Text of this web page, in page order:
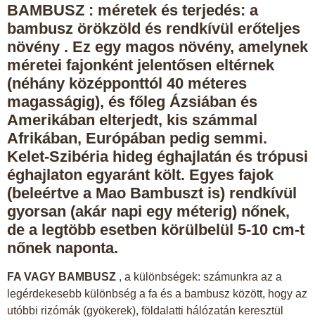
BAMBUSZ : méretek és terjedés: a
bambusz örökzöld és rendkívül erőteljes
növény . Ez egy magos növény, amelynek
méretei fajonként jelentősen eltérnek
(néhány középponttól 40 méteres
magasságig), és főleg Ázsiában és
Amerikában elterjedt, kis számmal
Afrikában, Európában pedig semmi.
Kelet-Szibéria hideg éghajlatán és trópusi
éghajlaton egyaránt költ. Egyes fajok
(beleértve a Mao Bambuszt is) rendkívül
gyorsan (akár napi egy méterig) nőnek,
de a legtöbb esetben körülbelül 5-10 cm-t
nőnek naponta.
FA VAGY BAMBUSZ , a különbségek: számunkra az a
legérdekesebb különbség a fa és a bambusz között, hogy az
utóbbi rizómák (gyökerek), földalatti hálózatán keresztül